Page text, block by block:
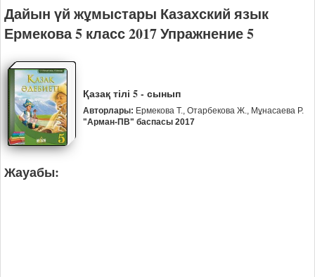
Дайын үй жұмыстары Казахский язык
Ермекова 5 класс 2017 Упражнение 5
Қазақ тілі 5 - сынып
Авторлары: Ермекова Т., Отарбекова Ж., Мұнасаева Р.
"Арман-ПВ" баспасы 2017
Жауабы: